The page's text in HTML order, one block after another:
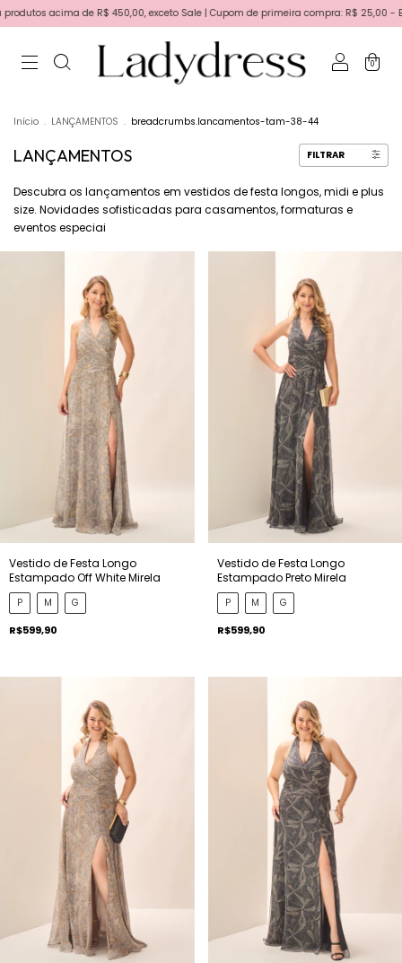
450,00, exceto Sale | Cupom de primeira compra: R$ 25,00 - BEMVINDA |
0
Início . LANÇAMENTOS . breadcrumbs.lancamentos-tam-38-44
LANÇAMENTOS FILTRAR
Descubra os lançamentos em vestidos de festa longos, midi e plus
size. Novidades sofisticadas para casamentos, formaturas e
eventos especiai
Vestido de Festa Longo
Estampado Off White Mirela
P M G
R$599,90
Vestido de Festa Longo
Estampado Preto Mirela
P M G
R$599,90